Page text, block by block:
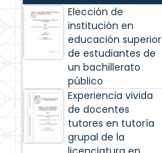
Elección de
institución en
educación superior
de estudiantes de
un bachillerato
público
Experiencia vivida
de docentes
tutores en tutoría
grupal de la